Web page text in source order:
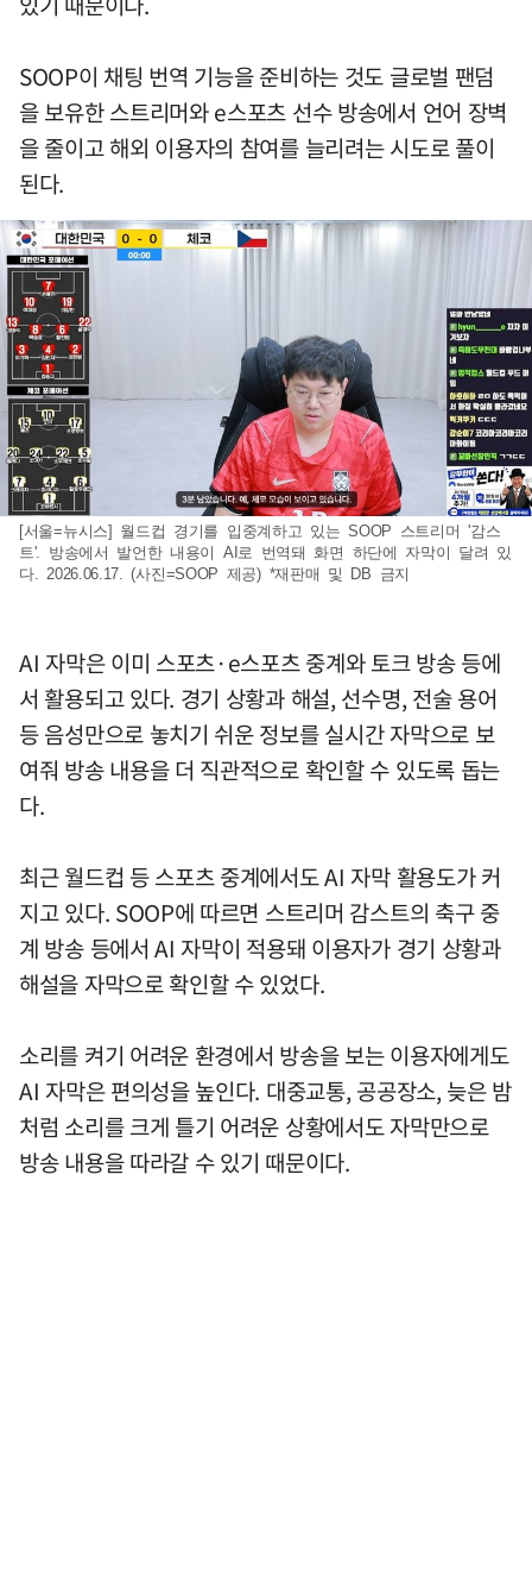
SOOP이 채팅 번역 기능을 준비하는 것도 글로벌 팬덤
을 보유한 스트리머와 e스포츠 선수 방송에서 언어 장벽
을 줄이고 해외 이용자의 참여를 늘리려는 시도로 풀이
된다.
[서울=뉴시스] 월드컵 경기를 입중계하고 있는 SOOP 스트리머 '감스
트'. 방송에서 발언한 내용이 AI로 번역돼 화면 하단에 자막이 달려 있
다. 2026.06.17. (사진=SOOP 제공) *재판매 및 DB 금지
AI 자막은 이미 스포츠·e스포츠 중계와 토크 방송 등에
서 활용되고 있다. 경기 상황과 해설, 선수명, 전술 용어
등 음성만으로 놓치기 쉬운 정보를 실시간 자막으로 보
여줘 방송 내용을 더 직관적으로 확인할 수 있도록 돕는
다.
최근 월드컵 등 스포츠 중계에서도 AI 자막 활용도가 커
지고 있다. SOOP에 따르면 스트리머 감스트의 축구 중
계 방송 등에서 AI 자막이 적용돼 이용자가 경기 상황과
해설을 자막으로 확인할 수 있었다.
소리를 켜기 어려운 환경에서 방송을 보는 이용자에게도
AI 자막은 편의성을 높인다. 대중교통, 공공장소, 늦은 밤
처럼 소리를 크게 틀기 어려운 상황에서도 자막만으로
방송 내용을 따라갈 수 있기 때문이다.